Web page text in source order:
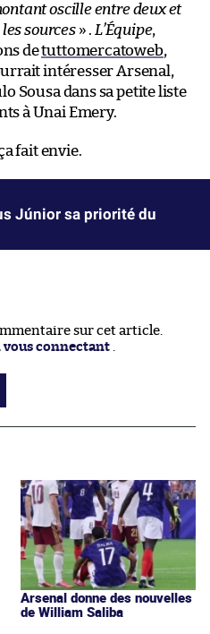
oscille entre deux et
sources» . L’Équipe,
detuttomercatoweb,
intéresser Arsenal,
Sousa dans sa petite liste
à Unai Emery.
fait envie.
Júnior sa priorité du
sur cet article.
vous connectant
Arsenal donne des nouvelles
de William Saliba